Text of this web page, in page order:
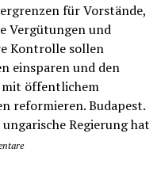
für Vorstände,
Vergütungen und
Kontrolle sollen
einsparen und den
mit öffentlichem
reformieren. Budapest.
ungarische Regierung hat